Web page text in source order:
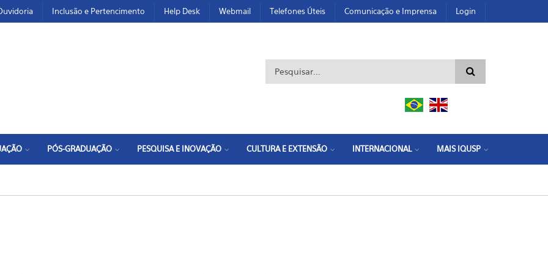
Inclusão e Pertencimento Help Desk Webmail Telefones Úteis Comunicação e Imprensa Login
Formulário de busca
PÓS-GRADUAÇÃO PESQUISA E INOVAÇÃO CULTURA E EXTENSÃO INTERNACIONAL MAIS IQUSP